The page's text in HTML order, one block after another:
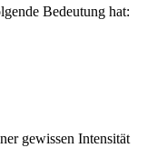
Bedeutung hat:
gewissen Intensität